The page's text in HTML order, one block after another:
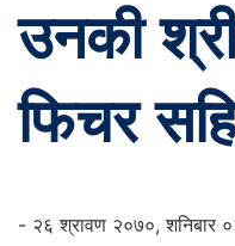
उनकी
फिचर
- २६ श्रावण २०७०, शनिबार